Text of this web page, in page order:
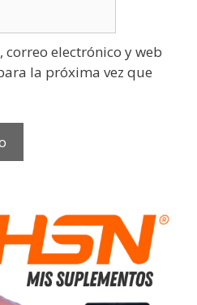
electrónico y web
la próxima vez que